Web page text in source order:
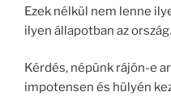
Ezek nélkül nem lenne
ilyen állapotban az ország.
Kérdés, népünk rájön-e
impotensen és hülyén